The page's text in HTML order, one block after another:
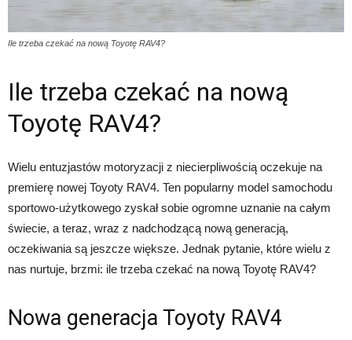
Ile trzeba czekać na nową Toyotę RAV4?
Ile trzeba czekać na nową
Toyotę RAV4?
Wielu entuzjastów motoryzacji z niecierpliwością oczekuje na
premierę nowej Toyoty RAV4. Ten popularny model samochodu
sportowo-użytkowego zyskał sobie ogromne uznanie na całym
świecie, a teraz, wraz z nadchodzącą nową generacją,
oczekiwania są jeszcze większe. Jednak pytanie, które wielu z
nas nurtuje, brzmi: ile trzeba czekać na nową Toyotę RAV4?
Nowa generacja Toyoty RAV4